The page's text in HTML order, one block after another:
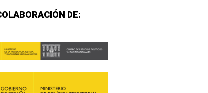
DE: